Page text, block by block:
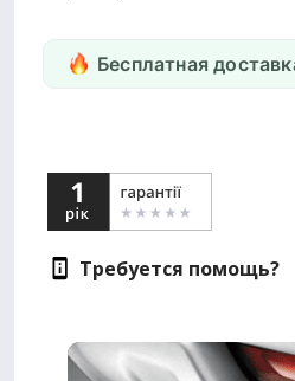
Бесплатная
Требуется помощь?